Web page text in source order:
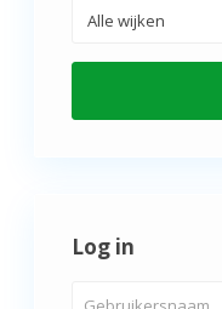
Alle wijken
Log in